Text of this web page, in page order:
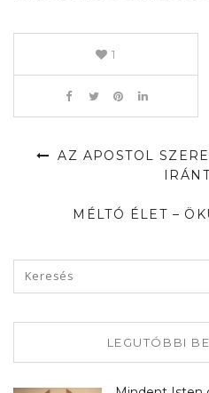
1
AZ APOSTOL
MÉLTÓ ÉLET –
LEGUTÓBBI